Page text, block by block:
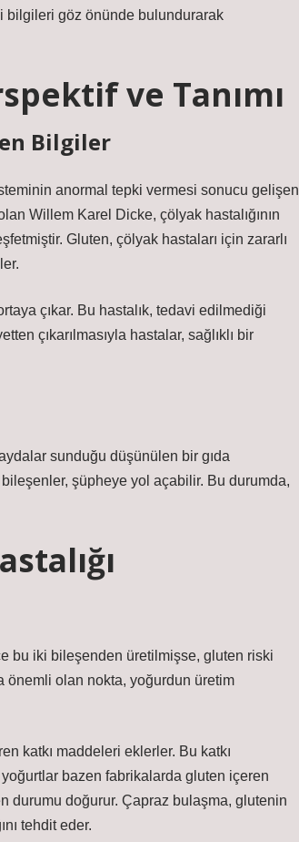
bilgileri göz önünde bulundurarak
ve Tanımı
Bilgiler
anormal tepki vermesi sonucu gelişen
Willem Karel Dicke, çölyak hastalığının
Gluten, çölyak hastaları için zararlı
çıkar. Bu hastalık, tedavi edilmediği
çıkarılmasıyla hastalar, sağlıklı bir
sunduğu düşünülen bir gıda
şüpheye yol açabilir. Bu durumda,
bu iki bileşenden üretilmişse, gluten riski
önemli olan nokta, yoğurdun üretim
katkı maddeleri eklerler. Bu katkı
bazen fabrikalarda gluten içeren
durumu doğurur. Çapraz bulaşma, glutenin
tehdit eder.